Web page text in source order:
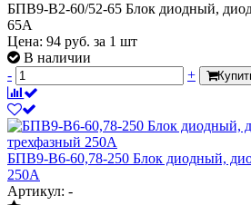
БПВ9-В2-60/52-65 Блок диодный,
65А
Цена: 94 руб. за 1 шт
В наличии
-
+
БПВ9-В6-60,78-250 Блок диодный,
250А
Артикул: -